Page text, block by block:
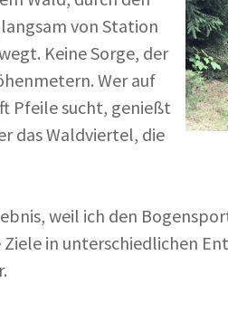
von Station
Keine Sorge, der
Wer auf
Pfeile sucht, genießt
das Waldviertel, die
weil ich den
in unterschiedlichen